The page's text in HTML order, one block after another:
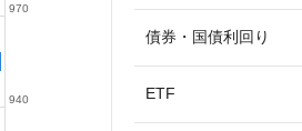
940
970
債券・国債利回り
ETF